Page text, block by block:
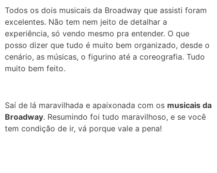
Todos os dois musicais da Broadway que assisti foram
excelentes. Não tem nem jeito de detalhar a
experiência, só vendo mesmo pra entender. O que
posso dizer que tudo é muito bem organizado, desde o
cenário, as músicas, o figurino até a coreografia. Tudo
muito bem feito.
Saí de lá maravilhada e apaixonada com os musicais da
Broadway. Resumindo foi tudo maravilhoso, e se você
tem condição de ir, vá porque vale a pena!